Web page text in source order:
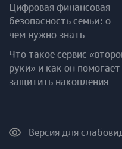
Цифровая финансовая
безопасность семьи: о
чем нужно знать
Что такое сервис
руки» и как он помогает
защитить накопления
Версия для